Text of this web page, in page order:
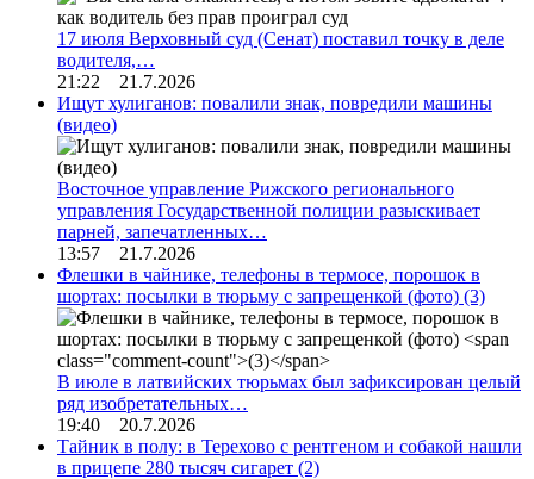
17 июля Верховный суд (Сенат) поставил точку в деле
водителя,…
21:22 21.7.2026
Ищут хулиганов: повалили знак, повредили машины
(видео)
Восточное управление Рижского регионального
управления Государственной полиции разыскивает
парней, запечатленных…
13:57 21.7.2026
Флешки в чайнике, телефоны в термосе, порошок в
шортах: посылки в тюрьму с запрещенкой (фото) (3)
В июле в латвийских тюрьмах был зафиксирован целый
ряд изобретательных…
19:40 20.7.2026
Тайник в полу: в Терехово с рентгеном и собакой нашли
в прицепе 280 тысяч сигарет (2)